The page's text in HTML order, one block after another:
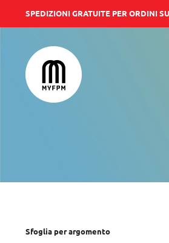
al
contenuto
SPEDIZIONI GRATUITE PER ORDINI
Sfoglia per argomento